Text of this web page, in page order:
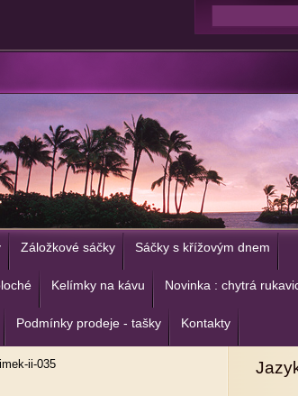
Záložkové sáčky Sáčky s křížovým dnem
Kelímky na kávu Novinka : chytrá
Podmínky prodeje - tašky Kontakty
ii-035